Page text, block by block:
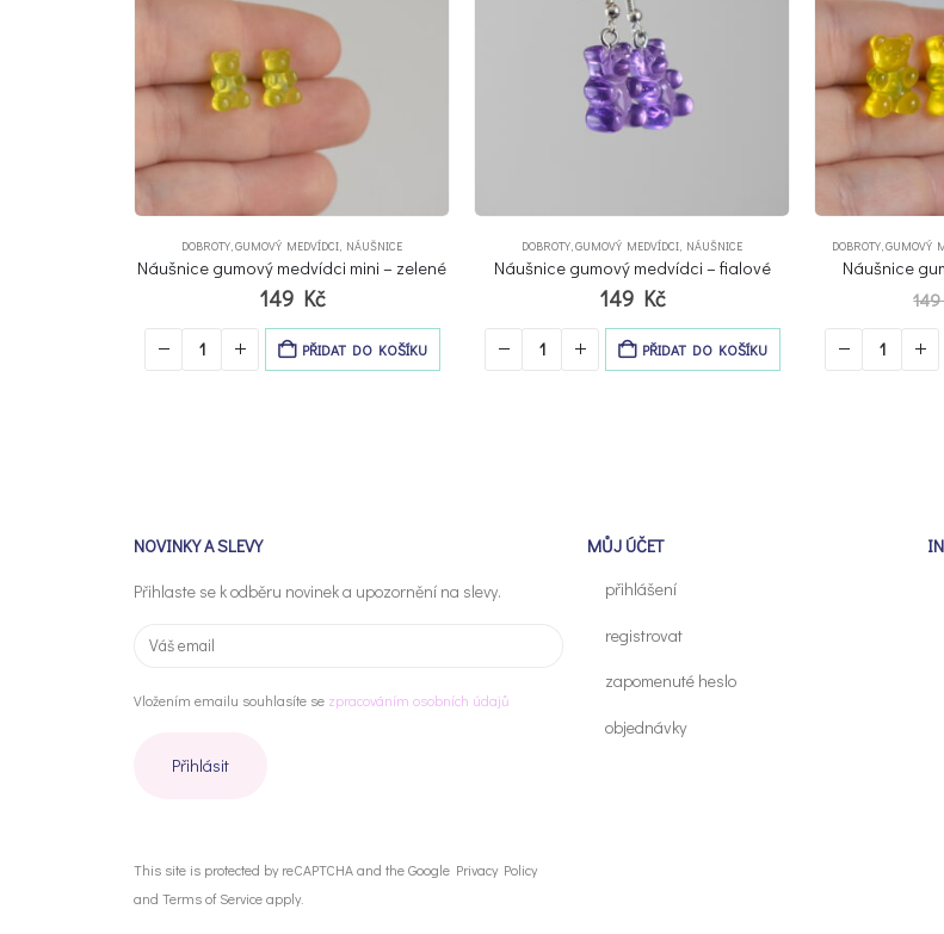
DOBROTY,GUMOVÝ MEDVÍDCI, NÁUŠNICE
Náušnice gumový medvídci – fialové
149 Kč
PŘIDAT DO KOŠÍKU
DOBROTY,GUMOVÝ MEDVÍDCI,NÁUŠNICE,VÝPRODEJ
Náušnice gumový medvídci – žluté
149 Kč Původní
byla:
149 Kč.
99
je:
99 Kč.
PŘIDAT DO KOŠÍKU
NOVINKY A SLEVY
Přihlaste se k odběru novinek a upozornění na slevy.
Vložením emailu souhlasíte se zpracováním osobních údajů
This site is protected by reCAPTCHA and the Google Privacy Policy
and Terms of Serviceapply.
MŮJ ÚČET
přihlášení
registrovat
zapomenuté heslo
objednávky